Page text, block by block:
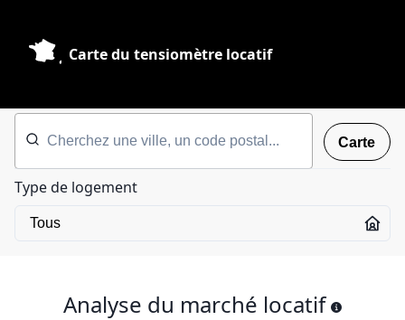
Carte du tensiomètre locatif
Carte
Type de logement
Analyse du marché locatif